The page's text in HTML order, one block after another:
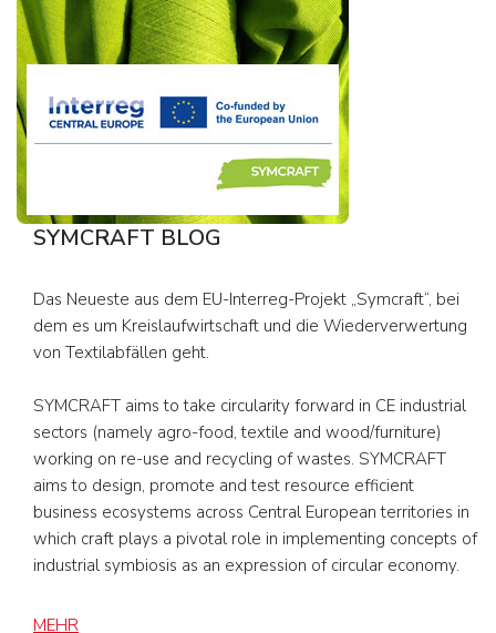
SYMCRAFT BLOG
Das Neueste aus dem EU-Interreg-Projekt „Symcraft“, bei
dem es um Kreislaufwirtschaft und die Wiederverwertung
von Textilabfällen geht.
SYMCRAFT aims to take circularity forward in CE industrial
sectors (namely agro-food, textile and wood/furniture)
working on re-use and recycling of wastes. SYMCRAFT
aims to design, promote and test resource efficient
business ecosystems across Central European territories in
which craft plays a pivotal role in implementing concepts of
industrial symbiosis as an expression of circular economy.
MEHR